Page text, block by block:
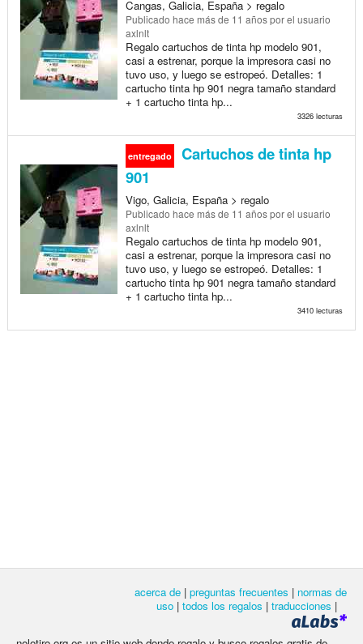
Cangas, Galicia, España > regalo
Publicado hace más de 11 añospor el usuario
axlnlt
Regalo cartuchos de tinta hp modelo 901,
casi a estrenar, porque la impresora casi no
tuvo uso, y luego se estropeó. Detalles: 1
cartucho tinta hp 901 negra tamaño standard
+ 1 cartucho tinta hp...
3326 lecturas
entregado
Cartuchos de tinta hp
901
Vigo, Galicia, España > regalo
Publicado hace más de 11 añospor el usuario
axlnlt
Regalo cartuchos de tinta hp modelo 901,
casi a estrenar, porque la impresora casi no
tuvo uso, y luego se estropeó. Detalles: 1
cartucho tinta hp 901 negra tamaño standard
+ 1 cartucho tinta hp...
3410 lecturas
acerca de | preguntas frecuentes | normas de
uso | todos los regalos | traducciones |